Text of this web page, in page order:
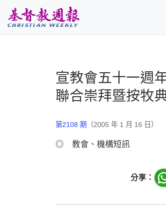
宣教會五十一週
聯合崇拜暨按牧
第2108 期 （2005 年 1 月 16 日）
◎ 教會、機構短訊
分享：